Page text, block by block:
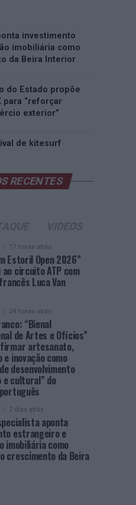
investimento
imobiliária como
da Beira Interior
do Estado propõe
para “reforçar
exterior”
de kitesurf
RECENTES
17 horas atrás
Estoril Open 2026”
ao circuito ATP com
Luca Van
24 horas atrás
“Bienal
de Artes e Ofícios”
artesanato,
e inovação como
de desenvolvimento
e cultural” do
português
2 dias atrás
aponta
estrangeiro e
imobiliária como
crescimento da Beira